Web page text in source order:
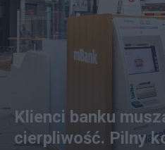
Klienci banku
cierpliwość. Pilny